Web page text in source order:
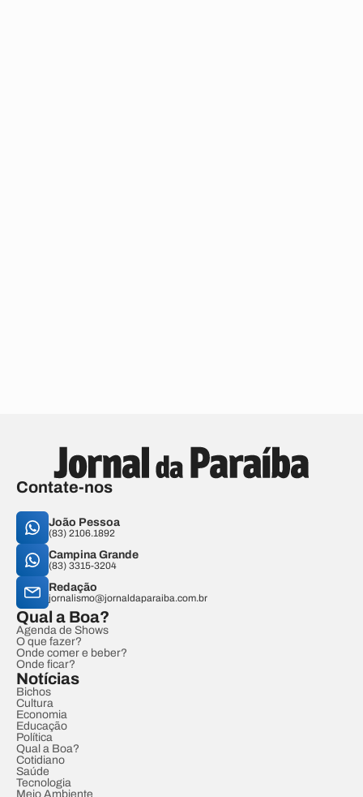
Contate-nos
João Pessoa
(83) 2106.1892
Campina Grande
(83) 3315-3204
Redação
jornalismo@jornaldaparaiba.com.br
Qual a Boa?
Agenda de Shows
O que fazer?
Onde comer e beber?
Onde ficar?
Notícias
Bichos
Cultura
Economia
Educação
Política
Qual a Boa?
Cotidiano
Saúde
Tecnologia
Meio Ambiente